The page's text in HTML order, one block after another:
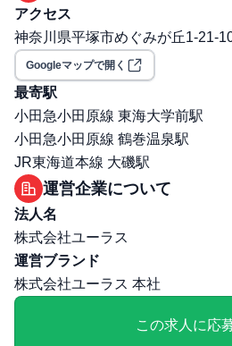
面接回数: 3回
選考プロセス詳細: 1次：取締役社
表取締役
その他
勤務・休日に関する補足: 夏期・
続6日間取得可能）年間休日108日
退職・定年に関する補足: 定年満
り。
アクセス
神奈川県平塚市めぐみが丘1-21-
Googleマップで開く
最寄駅
小田急小田原線 東海大学前駅
小田急小田原線 鶴巻温泉駅
JR東海道本線 大磯駅
運営企業について
法人名
株式会社ユーラス
運営ブランド
株式会社ユーラス 本社
この求人に応